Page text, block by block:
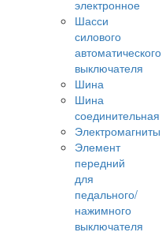
электронное
Шасси
силового
автоматического
выключателя
Шина
Шина
соединительная
Электромагниты
Элемент
передний
для
педального/
нажимного
выключателя